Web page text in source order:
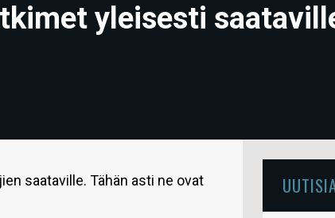
yleisesti
saataville. Tähän asti ne ovat